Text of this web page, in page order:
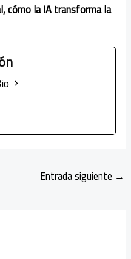
cómo la IA transforma la
Entrada siguiente →